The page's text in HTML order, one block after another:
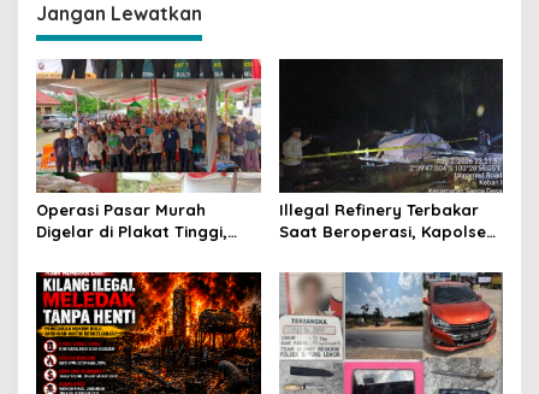
a
s
i
p
o
s
Jangan Lewatkan
Operasi Pasar Murah
Digelar di Plakat Tinggi,
Subsidi untuk Ringankan
Beban Warga
Illegal Refinery Terbakar
Saat Beroperasi, Kapolsek
Penindakan dan
Pencegahan Terus
Dilakukan